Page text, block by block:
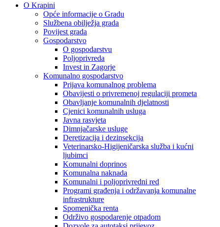
O Krapini
Opće informacije o Gradu
Službena obilježja grada
Povijest grada
Gospodarstvo
O gospodarstvu
Poljoprivreda
Invest in Zagorje
Komunalno gospodarstvo
Prijava komunalnog problema
Obavijesti o privremenoj regulaciji prometa
Obavljanje komunalnih djelatnosti
Cjenici komunalnih usluga
Javna rasvjeta
Dimnjačarske usluge
Deretizacija i dezinsekcija
Veterinarsko-Higijeničarska služba i kućni
ljubimci
Komunalni doprinos
Komunalna naknada
Komunalni i poljoprivredni red
Programi građenja i održavanja komunalne
infrastrukture
Spomenička renta
Održivo gospodarenje otpadom